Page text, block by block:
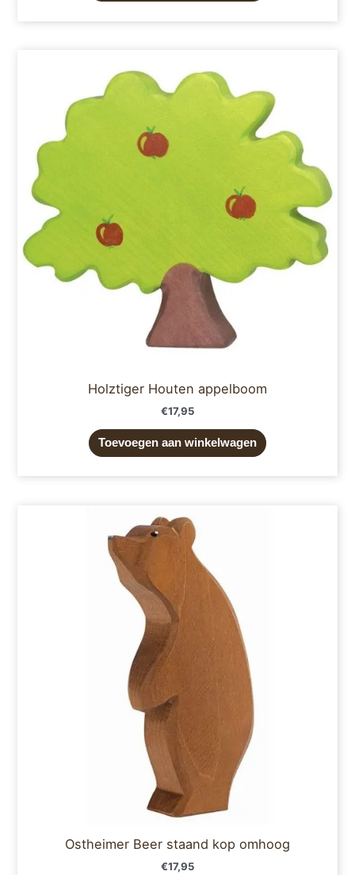
Holztiger Houten appelboom
€17,95
Toevoegen aan winkelwagen
Ostheimer Beer staand kop omhoog
€17,95